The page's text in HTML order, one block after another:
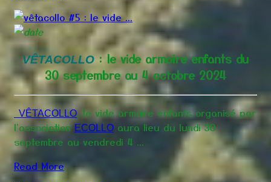
VÊTACOLLO: le vide armoire enfants du
30 septembre au 4 octobre 2024
VÊTACOLLO, le vide armoire enfants organisé par
l'associationECOLLO aura lieu du lundi 30
septembre au vendredi 4 ...
Read More